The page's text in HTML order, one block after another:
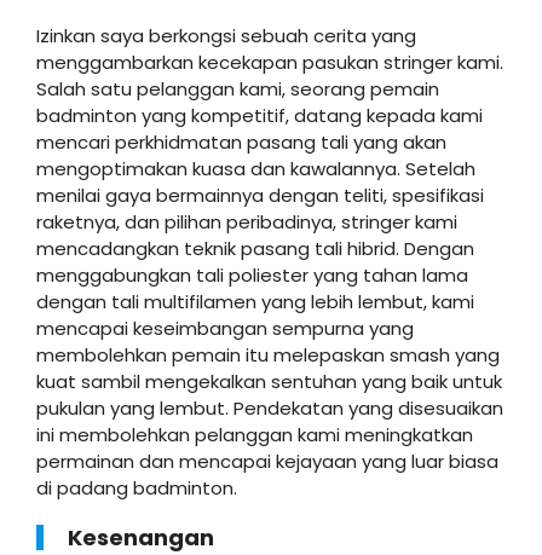
Izinkan saya berkongsi sebuah cerita yang
menggambarkan kecekapan pasukan stringer kami.
Salah satu pelanggan kami, seorang pemain
badminton yang kompetitif, datang kepada kami
mencari perkhidmatan pasang tali yang akan
mengoptimakan kuasa dan kawalannya. Setelah
menilai gaya bermainnya dengan teliti, spesifikasi
raketnya, dan pilihan peribadinya, stringer kami
mencadangkan teknik pasang tali hibrid. Dengan
menggabungkan tali poliester yang tahan lama
dengan tali multifilamen yang lebih lembut, kami
mencapai keseimbangan sempurna yang
membolehkan pemain itu melepaskan smash yang
kuat sambil mengekalkan sentuhan yang baik untuk
pukulan yang lembut. Pendekatan yang disesuaikan
ini membolehkan pelanggan kami meningkatkan
permainan dan mencapai kejayaan yang luar biasa
di padang badminton.
Kesenangan